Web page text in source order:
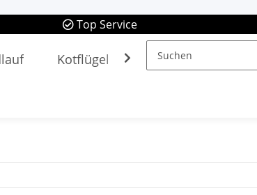
Top Service
Kotflügel Spiegel & Leuchten